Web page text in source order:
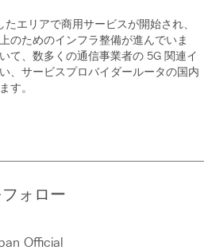
エリアで商用サービスが開始され、
のためのインフラ整備が進んでいま
て、数多くの通信事業者の 5G 関連イ
、サービスプロバイダールータの国内
す。
ォロー
Official